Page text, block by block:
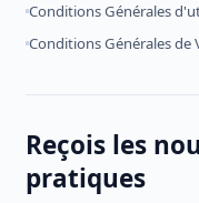
Conditions Générales
Conditions Générales de
Reçois les
pratiques